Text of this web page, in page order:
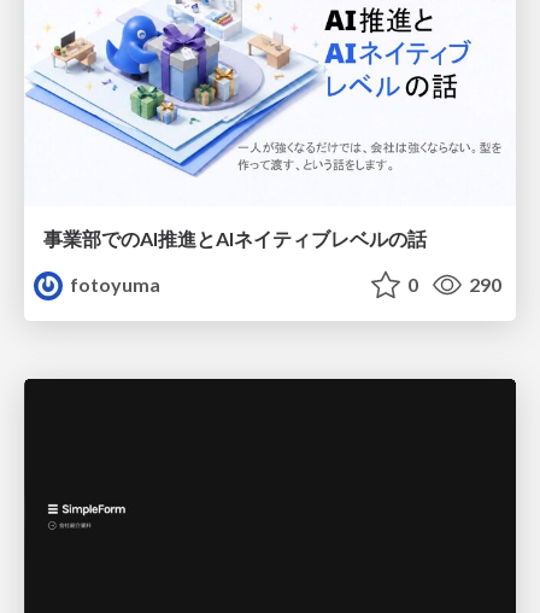
事業部でのAI推進とAIネイティブレベルの話
fotoyuma
0 290